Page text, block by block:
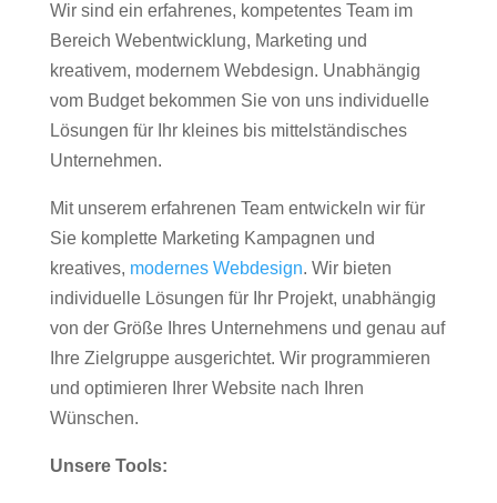
Wir sind ein erfahrenes, kompetentes Team im
Bereich Webentwicklung, Marketing und
kreativem, modernem Webdesign. Unabhängig
vom Budget bekommen Sie von uns individuelle
Lösungen für Ihr kleines bis mittelständisches
Unternehmen.
Mit unserem erfahrenen Team entwickeln wir für
Sie komplette Marketing Kampagnen und
kreatives, modernes Webdesign. Wir bieten
individuelle Lösungen für Ihr Projekt, unabhängig
von der Größe Ihres Unternehmens und genau auf
Ihre Zielgruppe ausgerichtet. Wir programmieren
und optimieren Ihrer Website nach Ihren
Wünschen.
Unsere Tools: